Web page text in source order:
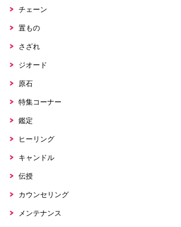
チェーン
置もの
さざれ
ジオード
原石
特集コーナー
鑑定
ヒーリング
キャンドル
伝授
カウンセリング
メンテナンス